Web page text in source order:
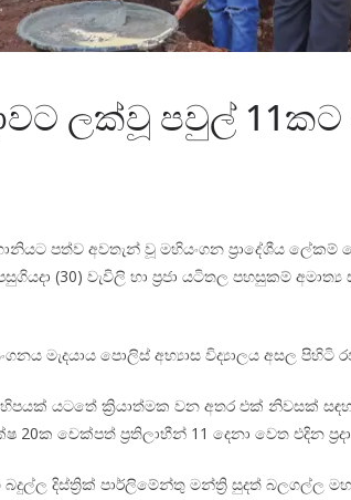
ලක්වූ පවුල්
පත්ව අවතැන් වූ මහියංගන ප්‍රාදේශීය
(30) වැවිලි හා ප්‍රජා යටිතල පහසුකම්
මැදයාය පොලිස් අභ්‍යාස විද්‍යාලය අසල පිහිටි
යටතේ ක්‍රියාත්මක වන අතර එක් නිවසක්
20ක චෙක්පත් ප්‍රතිලාභීන් 11 දෙනා වෙත එදින
දිස්ත්‍රික් පාර්ලිමේන්තු මන්ත්‍රි සුදත් බලගල්ල